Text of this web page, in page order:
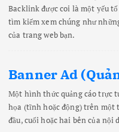
Backlink được coi là một yếu
tìm kiếm xem chúng như
của trang web bạn.
Banner Ad
Một hình thức quảng cáo trực
họa (tĩnh hoặc động) trên một
đầu, cuối hoặc hai bên của nội